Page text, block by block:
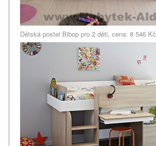
Dětská postel Bibop pro 2 děti, cena: 8 546 Kč